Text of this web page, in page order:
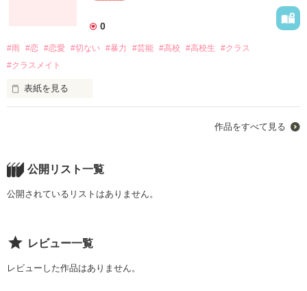
0
#雨 #恋 #恋愛 #切ない #暴力 #芸能 #高校 #高校生
#クラス
#クラスメイト
表紙を見る
陰で悪口とか言ってるんでしょ？
人間なんてそんなもんじゃん。
だから深く関わり過ぎない方がいい。
あの日「お前さ、怖いだけでしょ？」
作品をすべて見る
公開リスト一覧
公開されているリストはありません。
レビュー一覧
レビューした作品はありません。